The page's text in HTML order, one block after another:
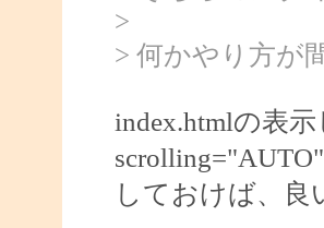
>
> 何かやり方が
index.htmlの表示
しておけば、